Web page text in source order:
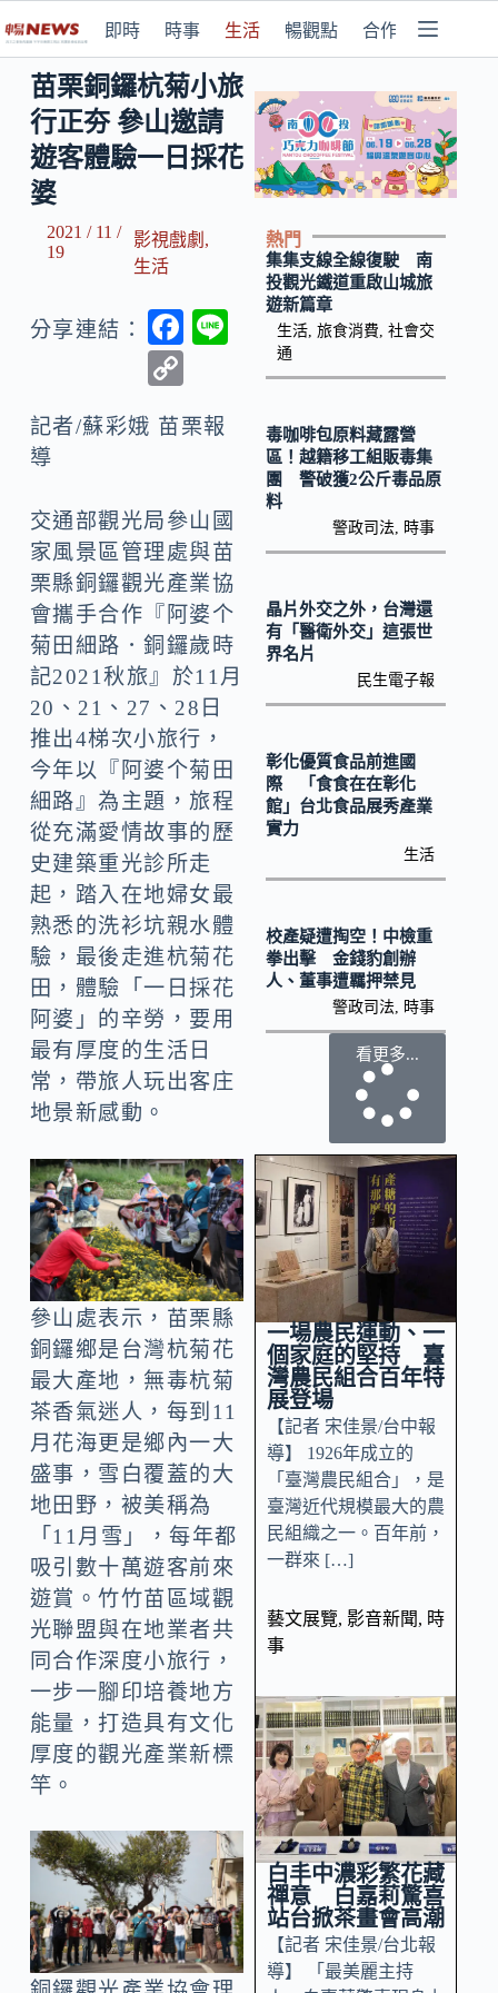
即時 時事 生活 暢觀點 合作媒體
苗栗銅鑼杭菊小旅
行正夯 參山邀請
遊客體驗一日採花
婆
2021 / 11 /
19
影視戲劇 ,
生活
分享連結：
F
b
o
k
p
Li
n
k
記者/蘇彩娥 苗栗報
導
交通部觀光局參山國
家風景區管理處與苗
栗縣銅鑼觀光產業協
會攜手合作『阿婆个
菊田細路．銅鑼歲時
記2021秋旅』於11月
20、21、27、28日
推出4梯次小旅行，
今年以『阿婆个菊田
細路』為主題，旅程
從充滿愛情故事的歷
史建築重光診所走
起，踏入在地婦女最
熟悉的洗衫坑親水體
驗，最後走進杭菊花
田，體驗「一日採花
阿婆」的辛勞，要用
最有厚度的生活日
常，帶旅人玩出客庄
地景新感動。
參山處表示，苗栗縣
銅鑼鄉是台灣杭菊花
最大產地，無毒杭菊
茶香氣迷人，每到11
月花海更是鄉內一大
盛事，雪白覆蓋的大
地田野，被美稱為
「11月雪」，每年都
吸引數十萬遊客前來
遊賞。竹竹苗區域觀
光聯盟與在地業者共
同合作深度小旅行，
一步一腳印培養地方
能量，打造具有文化
厚度的觀光產業新標
竿。
熱門
集集支線全線復駛 南
投觀光鐵道重啟山城旅
遊新篇章
生活, 旅食消費 社會交
通
毒咖啡包原料藏露營
區！越籍移工組販毒集
團 警破獲2公斤毒品原
料
警政司法 時事
晶片外交之外，台灣還
有「醫衛外交」這張世
界名片
民生電子報
彰化優質食品前進國
際 「食食在在彰化
館」台北食品展秀產業
實力
生活
校產疑遭掏空！中檢重
拳出擊 金錢豹創辦
人、董事遭羈押禁見
警政司法 時事
看更多...
一場農民運動、一
個家庭的堅持 臺
灣農民組合百年特
展登場
【記者 宋佳景/台中報
導】 1926年成立的
「臺灣農民組合」，是
臺灣近代規模最大的農
民組織之一。百年前，
一群來 […]
藝文展覽, 影音新聞, 時
事
白丰中濃彩繁花藏
禪意 白嘉莉驚喜
站台掀茶畫會高潮
【記者 宋佳景/台北報
導】 「最美麗主持